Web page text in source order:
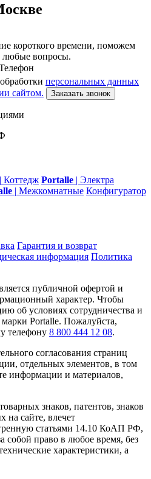
короткого времени, поможем
любые вопросы.
персональных данных
сайтом. Заказать звонок
| Коттедж Portalle | Электра
| Межкомнатные Конфигуратор
Гарантия и возврат
информация Политика
публичной офертой и
характер. Чтобы
об условиях сотрудничества и
Portalle. Пожалуйста,
телефону 8 800 444 12 08.
согласования страниц
отдельных элементов, в том
информации и материалов,
знаков, патентов, знаков
на сайте, влечет
статьями 14.10 КоАП РФ,
право в любое время, без
характеристики, а